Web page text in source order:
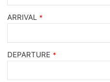
ARRIVAL *
DEPARTURE *